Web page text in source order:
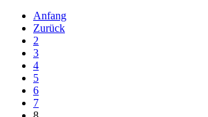
Anfang
Zurück
2
3
4
5
6
7